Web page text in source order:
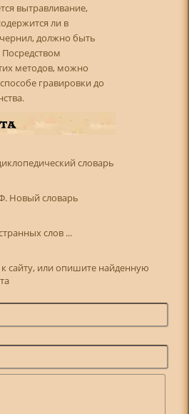
вытравливание,
ли в
должно быть
методов, можно
гравировки до
словарь
Новый словарь
слов ...
сайту, или опишите найденную